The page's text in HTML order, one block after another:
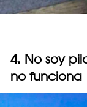
4. No soy
no funciona